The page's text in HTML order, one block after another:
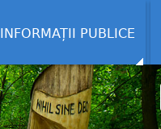
INFORMAȚII PUBLICE